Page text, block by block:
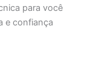
para você
e confiança